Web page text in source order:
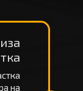
на